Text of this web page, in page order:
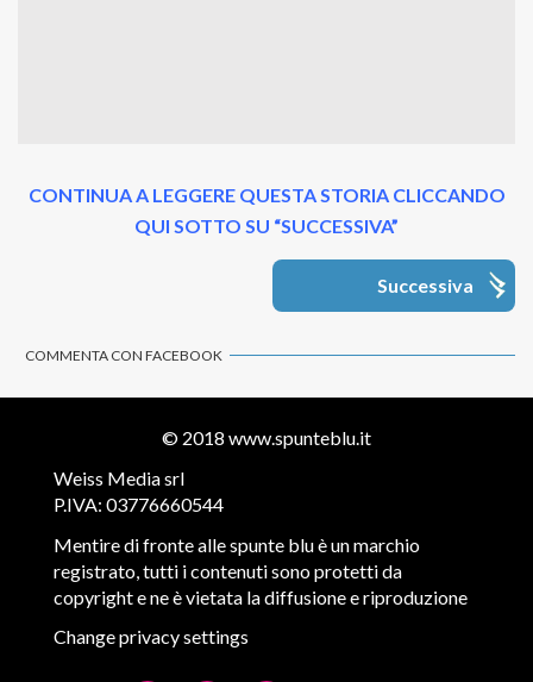
CONTINUA A LEGGERE QUESTA STORIA CLICCANDO
QUI SOTTO SU “SUCCESSIVA”
Successiva
COMMENTA CON FACEBOOK
© 2018 www.spunteblu.it
Weiss Media srl
P.IVA: 03776660544
Mentire di fronte alle spunte blu è un marchio
registrato, tutti i contenuti sono protetti da
copyright e ne è vietata la diffusione e riproduzione
Change privacy settings